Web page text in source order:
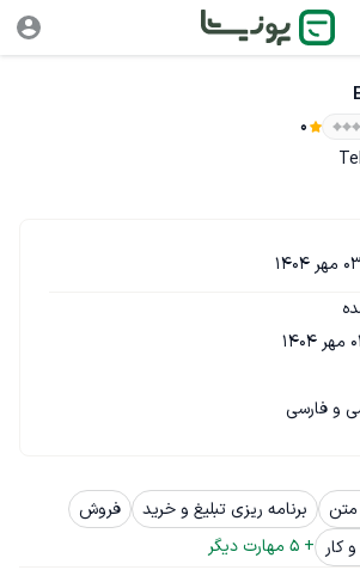
0
برنامه ریزی تبلیغ و خرید
فروش
کار +
5 مهارت دیگر
و فارسی